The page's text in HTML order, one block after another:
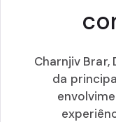
Charnjiv
da